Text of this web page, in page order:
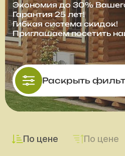
Экономия до 30%
Гарантия 25 лет!
Гибкая система скидок!
Приглашаем посетить
Раскрыть
По цене По цене